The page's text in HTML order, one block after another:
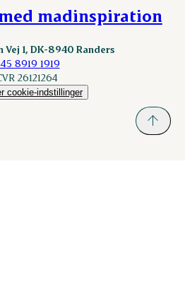
madinspiration
Vej 1, DK-8940 Randers
8919 1919
26121264
cookie-indstillinger